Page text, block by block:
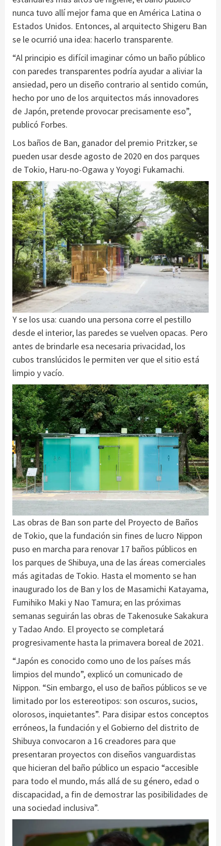
nunca tuvo allí mejor fama que en América Latina o
Estados Unidos. Entonces, al arquitecto Shigeru Ban
se le ocurrió una idea: hacerlo transparente.
“Al principio es difícil imaginar cómo un baño público
con paredes transparentes podría ayudar a aliviar la
ansiedad, pero un diseño contrario al sentido común,
hecho por uno de los arquitectos más innovadores
de Japón, pretende provocar precisamente eso”,
publicó Forbes.
Los baños de Ban, ganador del premio Pritzker, se
pueden usar desde agosto de 2020 en dos parques
de Tokio, Haru-no-Ogawa y Yoyogi Fukamachi.
Y se los usa: cuando una persona corre el pestillo
desde el interior, las paredes se vuelven opacas. Pero
antes de brindarle esa necesaria privacidad, los
cubos translúcidos le permiten ver que el sitio está
limpio y vacío.
Las obras de Ban son parte del Proyecto de Baños
de Tokio, que la fundación sin fines de lucro Nippon
puso en marcha para renovar 17 baños públicos en
los parques de Shibuya, una de las áreas comerciales
más agitadas de Tokio. Hasta el momento se han
inaugurado los de Ban y los de Masamichi Katayama,
Fumihiko Maki y Nao Tamura; en las próximas
semanas seguirán las obras de Takenosuke Sakakura
y Tadao Ando. El proyecto se completará
progresivamente hasta la primavera boreal de 2021.
“Japón es conocido como uno de los países más
limpios del mundo”, explicó un comunicado de
Nippon. “Sin embargo, el uso de baños públicos se ve
limitado por los estereotipos: son oscuros, sucios,
olorosos, inquietantes”. Para disipar estos conceptos
erróneos, la fundación y el Gobierno del distrito de
Shibuya convocaron a 16 creadores para que
presentaran proyectos con diseños vanguardistas
que hicieran del baño público un espacio “accesible
para todo el mundo, más allá de su género, edad o
discapacidad, a fin de demostrar las posibilidades de
una sociedad inclusiva”.